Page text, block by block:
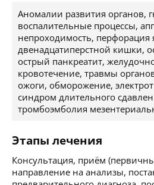
Аномалии развития органов,
воспалительные процессы,
непроходимость, перфорация
двенадцатиперстной кишки,
острый панкреатит,
кровотечение, травмы
ожоги, обморожение,
синдром длительного
тромбоэмболия
Этапы лечения
Консультация, приём
направление на анализы,